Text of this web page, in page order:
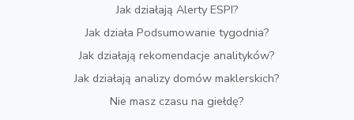
Jak działają Alerty ESPI?
Jak działa Podsumowanie tygodnia?
Jak działają rekomendacje analityków?
Jak działają analizy domów maklerskich?
Nie masz czasu na giełdę?